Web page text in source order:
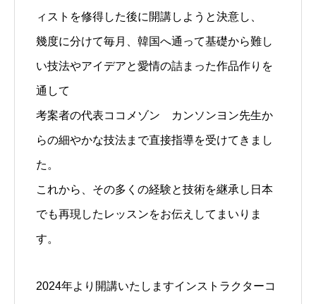
ィストを修得した後に開講しようと決意し、
幾度に分けて毎月、韓国へ通って基礎から難し
い技法やアイデアと愛情の詰まった作品作りを
通して
考案者の代表ココメゾン カンソンヨン先生か
らの細やかな技法まで直接指導を受けてきまし
た。
これから、その多くの経験と技術を継承し日本
でも再現したレッスンをお伝えしてまいりま
す。
2024年より開講いたしますインストラクターコ